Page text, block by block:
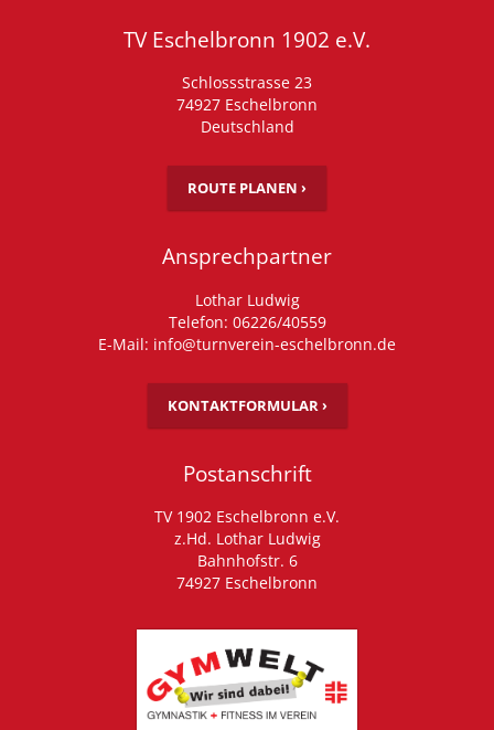
TV Eschelbronn 1902 e.V.
Schlossstrasse 23
74927 Eschelbronn
Deutschland
ROUTE PLANEN ›
Ansprechpartner
Lothar Ludwig
Telefon: 06226/40559
E-Mail: info@turnverein-eschelbronn.de
KONTAKTFORMULAR ›
Postanschrift
TV 1902 Eschelbronn e.V.
z.Hd. Lothar Ludwig
Bahnhofstr. 6
74927 Eschelbronn